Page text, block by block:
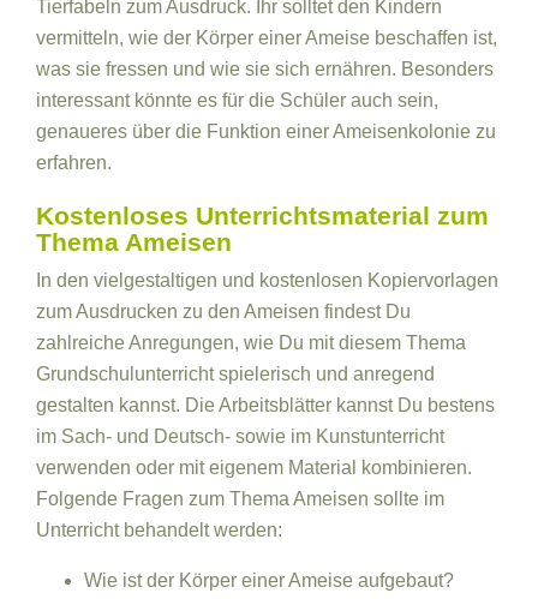
Tierfabeln zum Ausdruck. Ihr solltet den Kindern
vermitteln, wie der Körper einer Ameise beschaffen ist,
was sie fressen und wie sie sich ernähren. Besonders
interessant könnte es für die Schüler auch sein,
genaueres über die Funktion einer Ameisenkolonie zu
erfahren.
Kostenloses Unterrichtsmaterial zum
Thema Ameisen
In den vielgestaltigen und kostenlosen Kopiervorlagen
zum Ausdrucken zu den Ameisen findest Du
zahlreiche Anregungen, wie Du mit diesem Thema
Grundschulunterricht spielerisch und anregend
gestalten kannst. Die Arbeitsblätter kannst Du bestens
im Sach- und Deutsch- sowie im Kunstunterricht
verwenden oder mit eigenem Material kombinieren.
Folgende Fragen zum Thema Ameisen sollte im
Unterricht behandelt werden:
Wie ist der Körper einer Ameise aufgebaut?